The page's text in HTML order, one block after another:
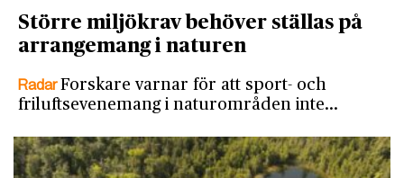
Större miljökrav behöver ställas på
arrangemang i naturen
RadarForskare varnar för att sport- och
friluftsevenemang i naturområden inte…